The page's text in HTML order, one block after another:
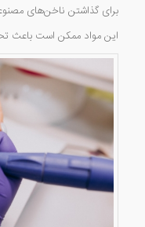
برای گذاشتن ناخن‌های
این مواد ممکن است باعث